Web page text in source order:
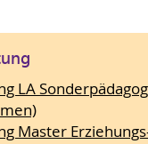
LA
Master